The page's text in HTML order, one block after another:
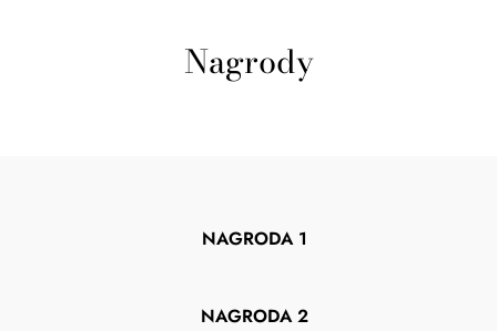
Nagrody
NAGRODA 1
NAGRODA 2